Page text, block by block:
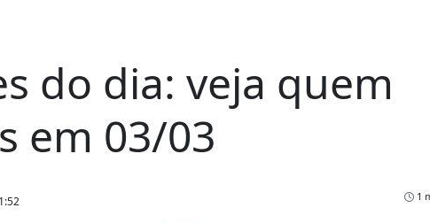
do dia: veja quem
em 03/03
1